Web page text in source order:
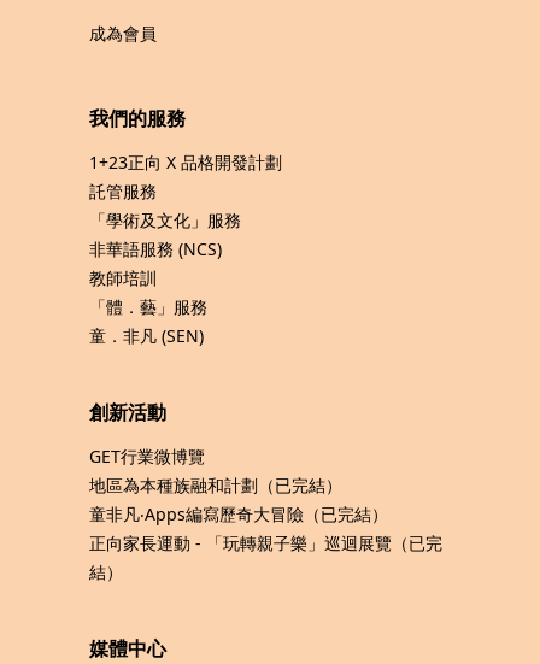
成為會員
我們的服務
1+23正向 X 品格開發計劃
託管服務
「學術及文化」服務
非華語服務 (NCS)
教師培訓
「體．藝」服務
童．非凡 (SEN)
創新活動
GET行業微博覽
地區為本種族融和計劃（已完結）
童非凡‧Apps編寫歷奇大冒險（已完結）
正向家長運動 - 「玩轉親子樂」巡迴展覽（已完
結）
媒體中心